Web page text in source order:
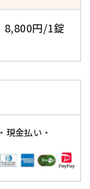
8,800円/1錠
現金払い・